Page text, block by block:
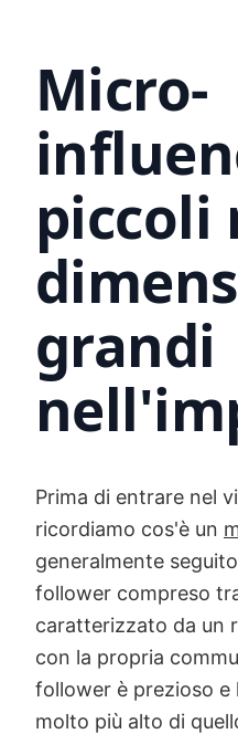
Micro-
piccoli
grandi
Prima di entrare nel
ricordiamo cos'è un
generalmente
follower compreso
caratterizzato da un
con la propria
follower è prezioso e
molto più alto di